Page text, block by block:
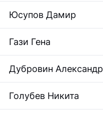
Юсупов Дамир
Гази Гена
Дубровин Александр
Голубев Никита